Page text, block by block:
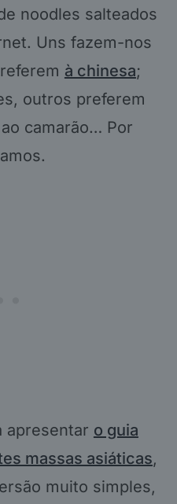
noodles salteados
Uns fazem-nos
à chinesa;
outros preferem
camarão… Por
apresentar o guia
massas asiáticas,
muito simples,